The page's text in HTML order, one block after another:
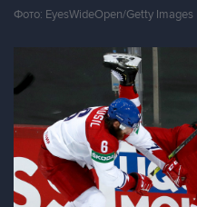
Фото: EyesWideOpen/Getty Images